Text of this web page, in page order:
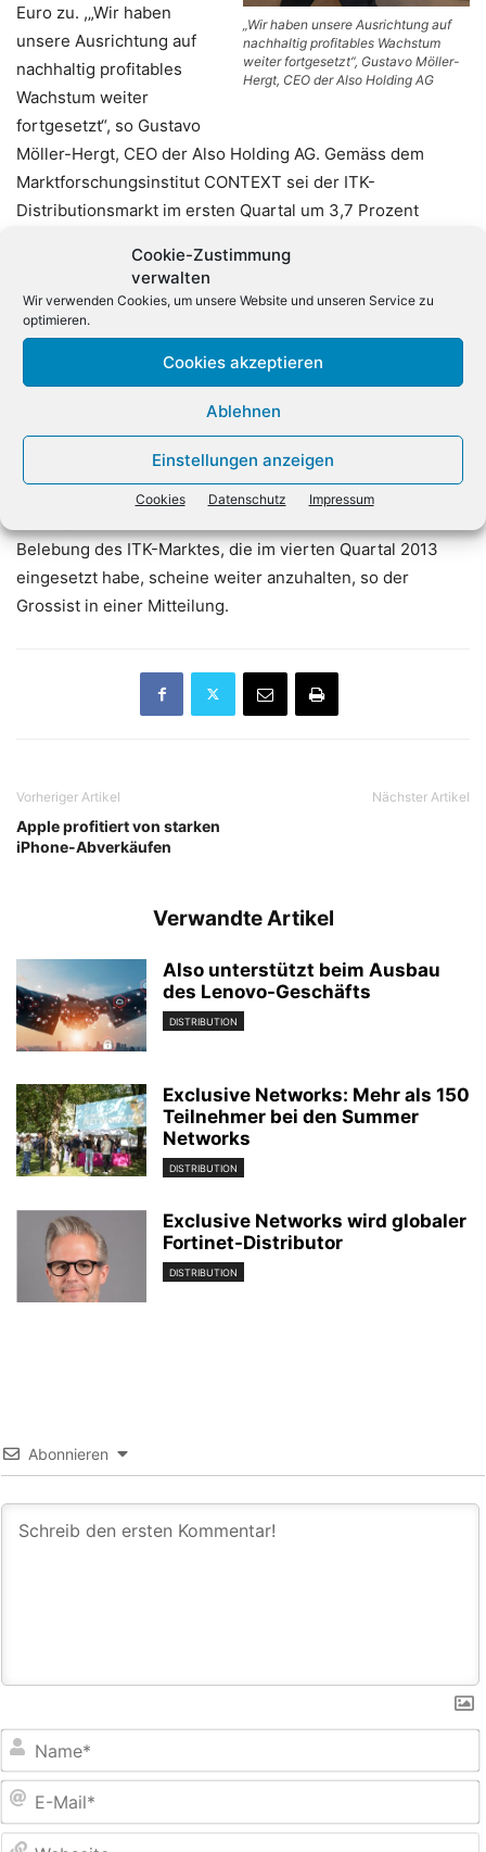
Cookie-Zustimmung
verwalten
Wir verwenden Cookies, um unsere Website und unseren Service zu
optimieren.
Cookies akzeptieren
Ablehnen
Einstellungen anzeigen
Cookies Datenschutz Impressum
„Wir haben unsere Ausrichtung auf
nachhaltig profitables Wachstum
weiter fortgesetzt“, Gustavo Möller-
Hergt, CEO der Also Holding AG
Euro zu. ,„Wir haben
unsere Ausrichtung auf
nachhaltig profitables
Wachstum weiter
fortgesetzt“, so Gustavo
Möller-Hergt, CEO der Also Holding AG. Gemäss dem
Marktforschungsinstitut CONTEXT sei der ITK-
Distributionsmarkt im ersten Quartal um 3,7 Prozent
Regionen gestiegen. Der Grossist hätte in den ersten drei
Monaten auf unprofitable Transaktionen verzichtet.
Im Marktsegment Zentraleuropa stiegen die Erlöse
gegenüber dem Vorjahr um 1,7 Prozent auf 1,27 Milliarden
Euro. Der Gewinn vor Steuern (EBT) sank von 15 Millionen
auf 14,4 Millionen Euro. Eine wesentliche Ursache für den
Rückgang sei der erhöhte Margendruck im Supply-
Geschäft der Also Schweiz gewesen. Der Distributor gibt
Belebung des ITK-Marktes, die im vierten Quartal 2013
eingesetzt habe, scheine weiter anzuhalten, so der
Grossist in einer Mitteilung.
Vorheriger Artikel
Apple profitiert von starken
iPhone-Abverkäufen
Nächster Artikel
Verwandte Artikel
Also unterstützt beim Ausbau
des Lenovo-Geschäfts
DISTRIBUTION
Exclusive Networks: Mehr als 150
Teilnehmer bei den Summer
Networks
DISTRIBUTION
Exclusive Networks wird globaler
Fortinet-Distributor
DISTRIBUTION
Abonnieren